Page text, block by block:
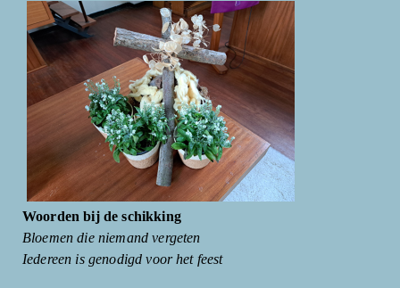
Woorden bij de schikking
Bloemen die niemand vergeten
Iedereen is genodigd voor het feest